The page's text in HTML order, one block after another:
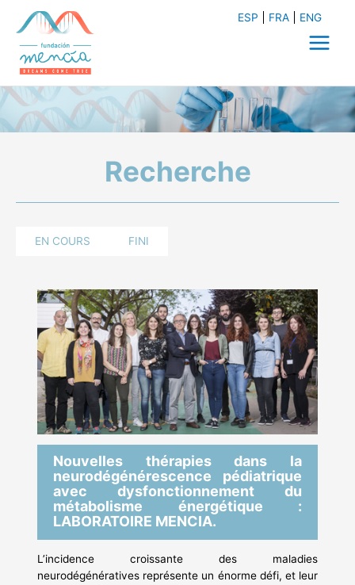
contenu
ESP FRA ENG
Main
Menu
Recherche
EN COURS FINI
Nouvelles thérapies dans la
neurodégénérescence pédiatrique
avec dysfonctionnement du
métabolisme énergétique :
LABORATOIRE MENCIA.
L’incidence croissante des maladies
neurodégénératives représente un énorme défi, et leur